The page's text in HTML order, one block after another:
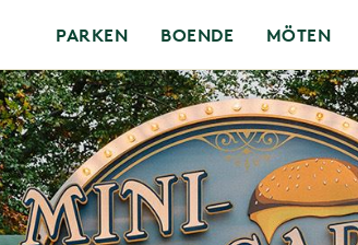
PARKEN BOENDE MÖTEN